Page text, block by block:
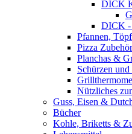
DICK
DICK -
Pfannen,
Pizza Zubehör
Planchas &
Schürzen
Nützliches
Guss, Eisen &
Bücher
Kohle, Briketts &